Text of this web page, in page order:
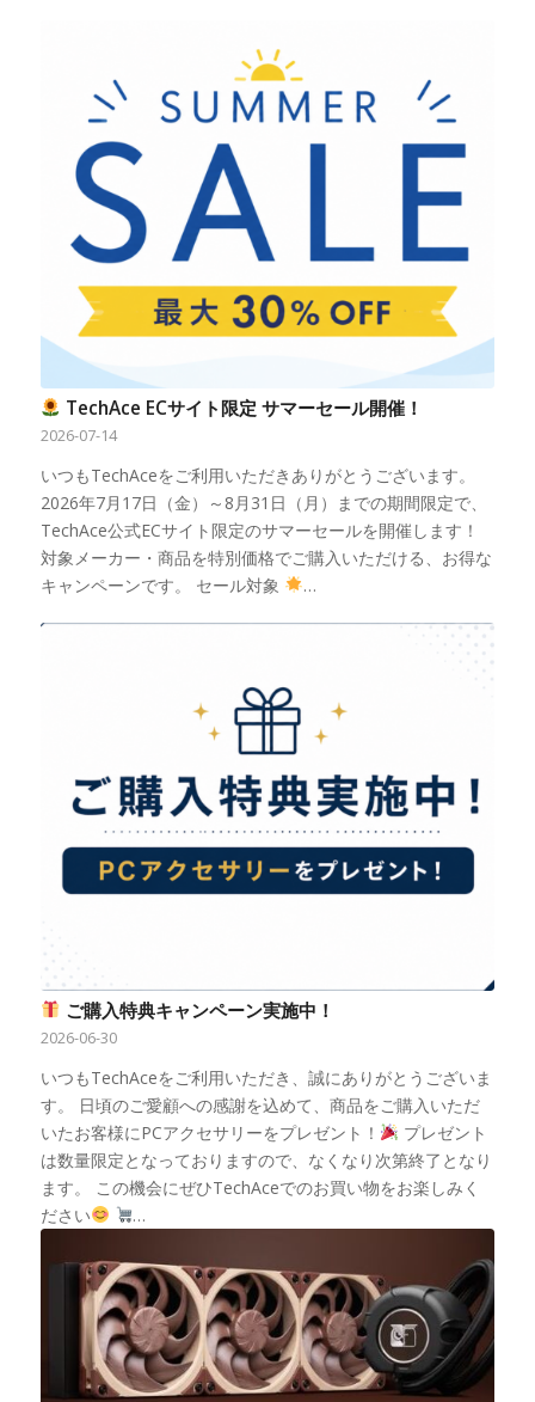
TechAce ECサイト限定 サマーセール開催！
2026-07-14
いつもTechAceをご利用いただきありがとうございます。
2026年7月17日（金）～8月31日（月）までの期間限定で、
TechAce公式ECサイト限定のサマーセールを開催します！
対象メーカー・商品を特別価格でご購入いただける、お得な
キャンペーンです。 セール対象
…
ご購入特典キャンペーン実施中！
2026-06-30
いつもTechAceをご利用いただき、誠にありがとうございま
す。 日頃のご愛顧への感謝を込めて、商品をご購入いただ
いたお客様にPCアクセサリーをプレゼント！
プレゼント
は数量限定となっておりますので、なくなり次第終了となり
ます。 この機会にぜひTechAceでのお買い物をお楽しみく
ださい
…